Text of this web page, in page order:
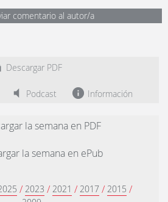
comentario al autor/a
Descargar PDF
Podcast Información
la semana en PDF
la semana en ePub
/ 2023 / 2021 / 2017 / 2015 /